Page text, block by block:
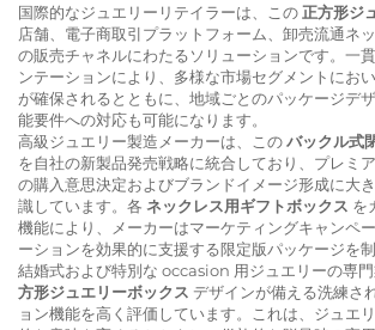
国際的なジュエリーリテイラーは、この正方形ジ
店舗、電子商取引プラットフォーム、卸売流通ネ
の販売チャネルにわたるソリューションです。一
ンテーションにより、多様な市場セグメントにお
が確保されるとともに、地域ごとのパッケージデ
能要件への対応も可能になります。
高級ジュエリー製造メーカーは、このバックル式
を自社の新製品発売戦略に統合しており、プレミ
の購入意思決定およびブランドイメージ形成に大
識しています。各 ネックレス用ギフトボックス を
機能により、メーカーはマーケティングキャンペ
ーションを効果的に支援する限定版パッケージを制
結婚式および特別な occasion 用ジュエリーの専
方形ジュエリーボックス デザインが備える洗練さ
ョン機能を高く評価しています。これは、ジュエ